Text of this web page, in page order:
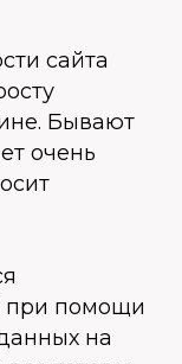
сайта
Бывают
очень
при помощи
на